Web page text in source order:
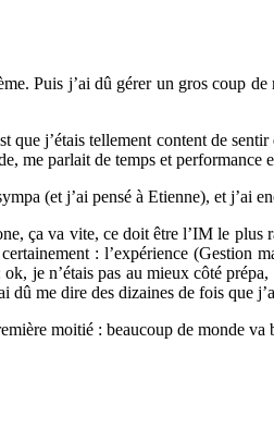
Puis j’ai dû gérer un gros coup
j’étais tellement content de
me parlait de temps et performance
(et j’ai pensé à Etienne), et
ça va vite, ce doit être l’IM le
: l’expérience (Gestion
je n’étais pas au mieux côté
dû me dire des dizaines de fois
moitié : beaucoup de monde va